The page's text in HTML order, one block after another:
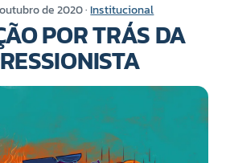
de 2020 ·Institucional
POR TRÁS DA